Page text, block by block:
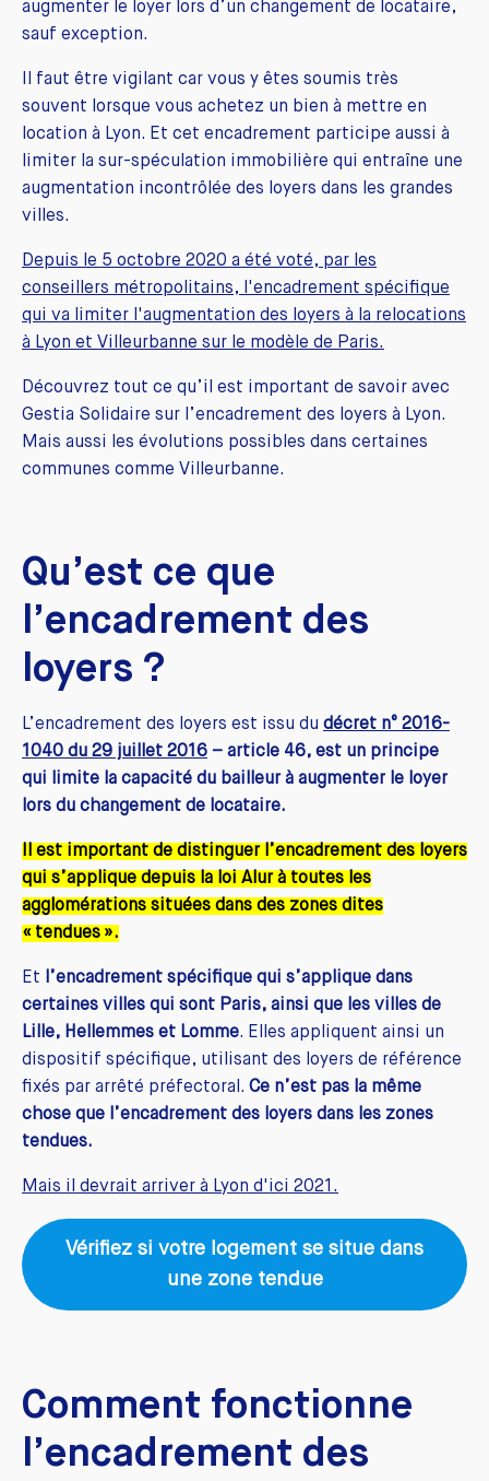
augmenter le loyer lors d’un changement de locataire,
sauf exception.
Il faut être vigilant car vous y êtes soumis très
souvent lorsque vous achetez un bien à mettre en
location à Lyon. Et cet encadrement participe aussi à
limiter la sur-spéculation immobilière qui entraîne une
augmentation incontrôlée des loyers dans les grandes
villes.
Depuis le 5 octobre 2020 a été voté, par les
conseillers métropolitains, l'encadrement spécifique
qui va limiter l'augmentation des loyers à la relocations
à Lyon et Villeurbanne sur le modèle de Paris.
Découvrez tout ce qu’il est important de savoir avec
Gestia Solidaire sur l’encadrement des loyers à Lyon.
Mais aussi les évolutions possibles dans certaines
communes comme Villeurbanne.
Qu’est ce que
l’encadrement des
loyers ?
L’encadrement des loyers est issu du décret n° 2016-
1040 du 29 juillet 2016 – article 46, est un principe
qui limite la capacité du bailleur à augmenter le loyer
lors du changement de locataire.
Il est important de distinguer l’encadrement des loyers
qui s’applique depuis la loi Alur à toutes les
agglomérations situées dans des zones dites
« tendues ».
Et
l’encadrement spécifique qui s’applique dans
certaines villes qui sont Paris, ainsi que les villes de
Lille, Hellemmes et Lomme. Elles appliquent ainsi un
dispositif spécifique, utilisant des loyers de référence
fixés par arrêté préfectoral. Ce n’est pas la même
chose que l’encadrement des loyers dans les zones
tendues.
Mais il devrait arriver à Lyon d'ici 2021.
Vérifiez si votre logement se situe dans
une zone tendue
Comment fonctionne
l’encadrement des